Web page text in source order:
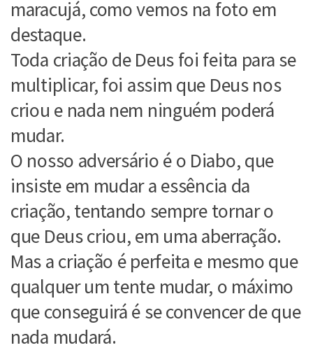
maracujá, como vemos na foto em
destaque.
Toda criação de Deus foi feita para se
multiplicar, foi assim que Deus nos
criou e nada nem ninguém poderá
mudar.
O nosso adversário é o Diabo, que
insiste em mudar a essência da
criação, tentando sempre tornar o
que Deus criou, em uma aberração.
Mas a criação é perfeita e mesmo que
qualquer um tente mudar, o máximo
que conseguirá é se convencer de que
nada mudará.